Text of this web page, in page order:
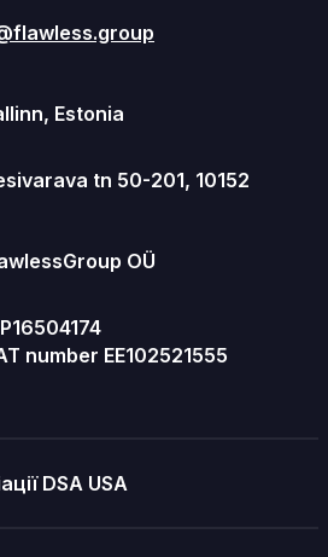
Estonia
tn 50-201, 10152
OÜ
number EE102521555
DSA USA